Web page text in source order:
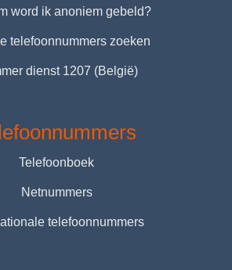
word ik anoniem gebeld?
telefoonnummers zoeken
dienst 1207 (België)
Telefoonboek
Netnummers
telefoonnummers